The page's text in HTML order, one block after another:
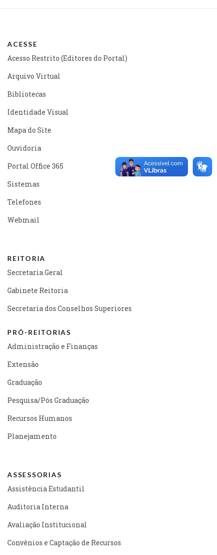
ACESSE
Acesso Restrito (Editores do Portal)
Arquivo Virtual
Bibliotecas
Identidade Visual
Mapa do Site
Ouvidoria
Portal Office 365
Sistemas
Telefones
Webmail
REITORIA
Secretaria Geral
Gabinete Reitoria
Secretaria dos Conselhos Superiores
PRÓ-REITORIAS
Administração e Finanças
Extensão
Graduação
Pesquisa/Pós Graduação
Recursos Humanos
Planejamento
ASSESSORIAS
Assistência Estudantil
Auditoria Interna
Avaliação Institucional
Convênios e Captação de Recursos